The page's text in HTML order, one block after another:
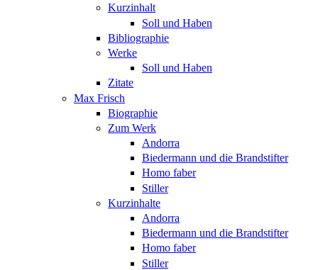
Kurzinhalt
Soll und Haben
Bibliographie
Werke
Soll und Haben
Zitate
Max Frisch
Biographie
Zum Werk
Andorra
Biedermann und die Brandstifter
Homo faber
Stiller
Kurzinhalte
Andorra
Biedermann und die Brandstifter
Homo faber
Stiller